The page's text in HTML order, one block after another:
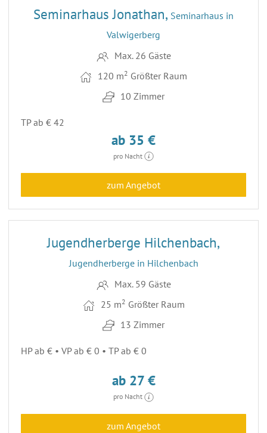
Seminarhaus Jonathan, Seminarhaus in
Valwigerberg
Max. 26 Gäste
120 m2 Größter Raum
10 Zimmer
TP ab € 42
ab 35 €
pro Nacht
zum Angebot
3
Jugendherberge Hilchenbach,
Jugendherberge in Hilchenbach
Max. 59 Gäste
25 m2 Größter Raum
13 Zimmer
HP ab € • VP ab € 0 • TP ab € 0
ab 27 €
pro Nacht
zum Angebot